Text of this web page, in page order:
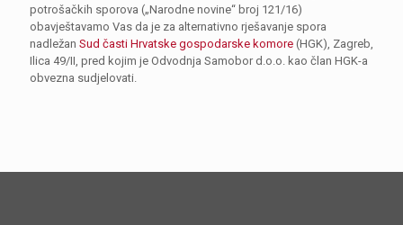
potrošačkih sporova („Narodne novine“ broj 121/16)
obavještavamo Vas da je za alternativno rješavanje spora
nadležan Sud časti Hrvatske gospodarske komore (HGK), Zagreb,
Ilica 49/II, pred kojim je Odvodnja Samobor d.o.o. kao član HGK-a
obvezna sudjelovati.